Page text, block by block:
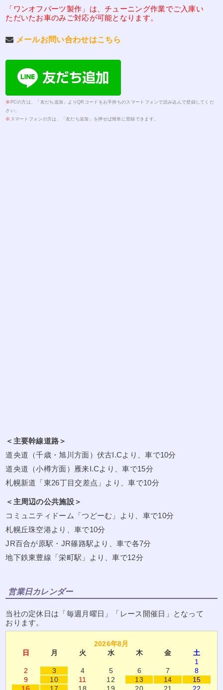
「ワンオフパーツ製作」は、チューニング作業でご入庫い
ただいたお車のみご対応が可能となります。
メールお問い合わせはこちら
※ PCの方は、「友だち追加」よりQRコードをお手持ちのスマートフォンで読み込んで登録してくだ
さい。
※ スマートフォンの方は、「友だち追加」を押せば簡単に登録できます。
＜主要幹線道路＞
道央道（千歳・旭川方面）伏古I.Cより、車で10分
道央道（小樽方面）雁来I.Cより、車で15分
札幌新道「東26丁目交差点」より、車で10分
＜主周辺の公共施設＞
コミュニティドーム「つどーむ」より、車で10分
札幌丘珠空港より、車で10分
JR百合が原駅・JR篠路駅より、車で各7分
地下鉄東豊線「栄町駅」より、車で12分
営業日カレンダー
当社の定休日は「毎週月曜日」「レース開催日」となって
おります。
2026年8月
日
月 火 水 木 金
土
1
2
3 4 5 6 7
8
9
10 11 12 13 14
15
16
17 18 19 20 21
22